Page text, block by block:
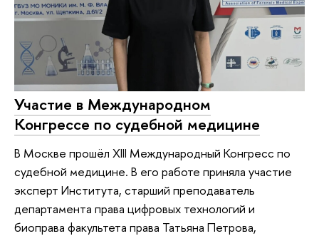
Участие в Международном
Конгрессе по судебной медицине
В Москве прошёл XIII Международный Конгресс по
судебной медицине. В его работе приняла участие
эксперт Института, старший преподаватель
департамента права цифровых технологий и
биоправа факультета права Татьяна Петрова,